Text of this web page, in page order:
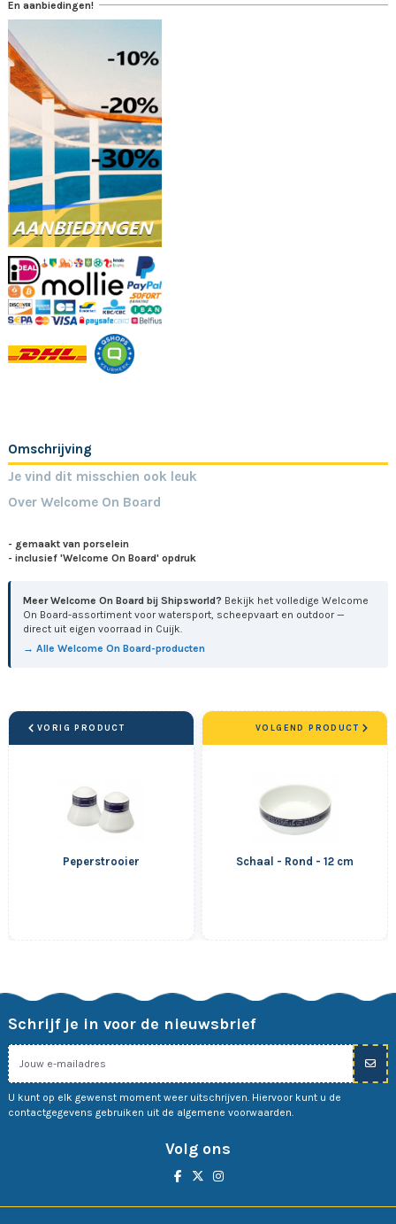
En aanbiedingen!
Omschrijving
Je vind dit misschien ook leuk
Over Welcome On Board
- gemaakt van porselein
- inclusief 'Welcome On Board' opdruk
Meer Welcome On Board bij Shipsworld? Bekijk het volledige Welcome
On Board-assortiment voor watersport, scheepvaart en outdoor —
direct uit eigen voorraad in Cuijk.
→ Alle Welcome On Board-producten
VORIG PRODUCT
Peperstrooier Schaal - Rond - 12 cm
VOLGEND PRODUCT
Schrijf je in voor de nieuwsbrief
U kunt op elk gewenst moment weer uitschrijven. Hiervoor kunt u de
contactgegevens gebruiken uit de algemene voorwaarden.
Volg ons